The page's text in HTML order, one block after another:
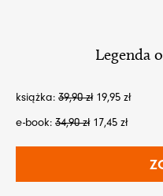
Legenda
książka: 39,90zł 19,95 zł
e-book: 34,90zł 17,45 zł